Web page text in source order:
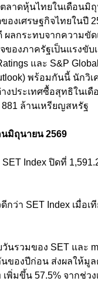
ลาดหุ้นไทยในเดือนมิ
งเศรษฐกิจไทยในปี
ผลกระทบจากความขั
ของภาครัฐเป็นแรง
และ S&P
พร้อมกันนี้ นัก
งประเทศซื้อสุทธิในเ
ล้านเหรียญสหรัฐ
มิถุนายน 2569
Index ปิดที่
า SET Index เมื่อเ
รวมของ SET และ
นของปีก่อน ส่งผลให้
เพิ่มขึ้น 57.5% จากช่